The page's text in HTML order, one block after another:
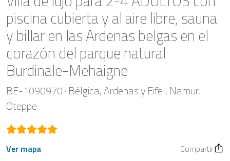
Oferta de desayuno
Vouchers
Propietario
piscina cubierta y al aire libre, sauna
y billar en las Ardenas belgas en el
corazón del parque natural
Burdinale-Mehaigne
BE-1090970 Bélgica Ardenas y Eifel Namur
Oteppe
Ver mapa Compartir